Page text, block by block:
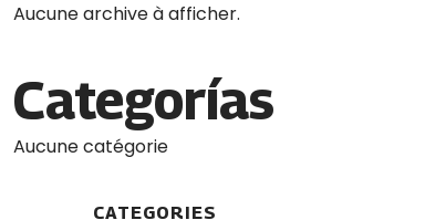
Aucune archive à afficher.
Categorías
Aucune catégorie
CATEGORIES